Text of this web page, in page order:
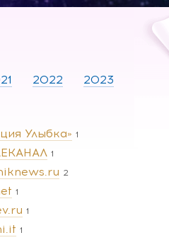
2022 2023
Улыбка» 1
1
2
1
1
1